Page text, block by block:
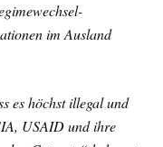
im Ausland
es höchst illegal und
USAID und ihre